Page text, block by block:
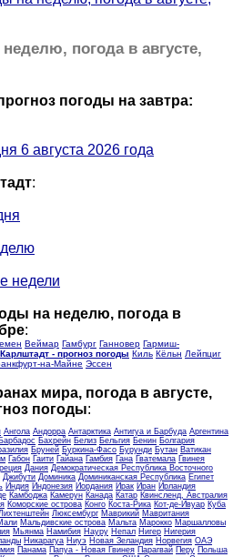
погода в августе,
погоды на завтра:
6 августа 2026 года
:
недели
на неделю, погода в
:
Веймар Гамбург Ганновер Гармиш-
Карлштадт - прогноз погоды Киль Кёльн Лейпциг
на-Майне Эссен
мира, погода в августе,
погоды:
Ангола Андорра Антарктика Антигуа и Барбуда Аргентина
Барбадос Бахрейн Белиз Бельгия Бенин Болгария
Бруней Буркина-Фасо Бурунди Бутан Ватикан
Габон Гаити Гайана Гамбия Гана Гватемала Гвинея
Дания Демократическая Республика Восточного
Джибути Доминика Доминиканская Республика Египет
Индия Индонезия Иордания Ирак Иран Ирландия
Камбоджа Камерун Канада Катар Квинсленд, Австралия
Коморские острова Конго Коста-Рика Кот-де-Ивуар Куба
Люксембург Маврикий Мавритания
Мальдивские острова Мальта Марокко Маршалловы
Мьянма Намибия Науру Непал Нигер Нигерия
Никарагуа Ниуэ Новая Зеландия Норвегия ОАЭ
Панама Папуа - Новая Гвинея Парагвай Перу Польша